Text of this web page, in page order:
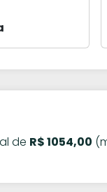
de R$ 1054,00